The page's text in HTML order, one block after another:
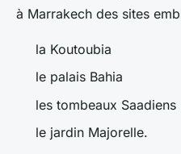
à Marrakech des sites
la Koutoubia
le palais Bahia
les tombeaux Saadiens
le jardin Majorelle.